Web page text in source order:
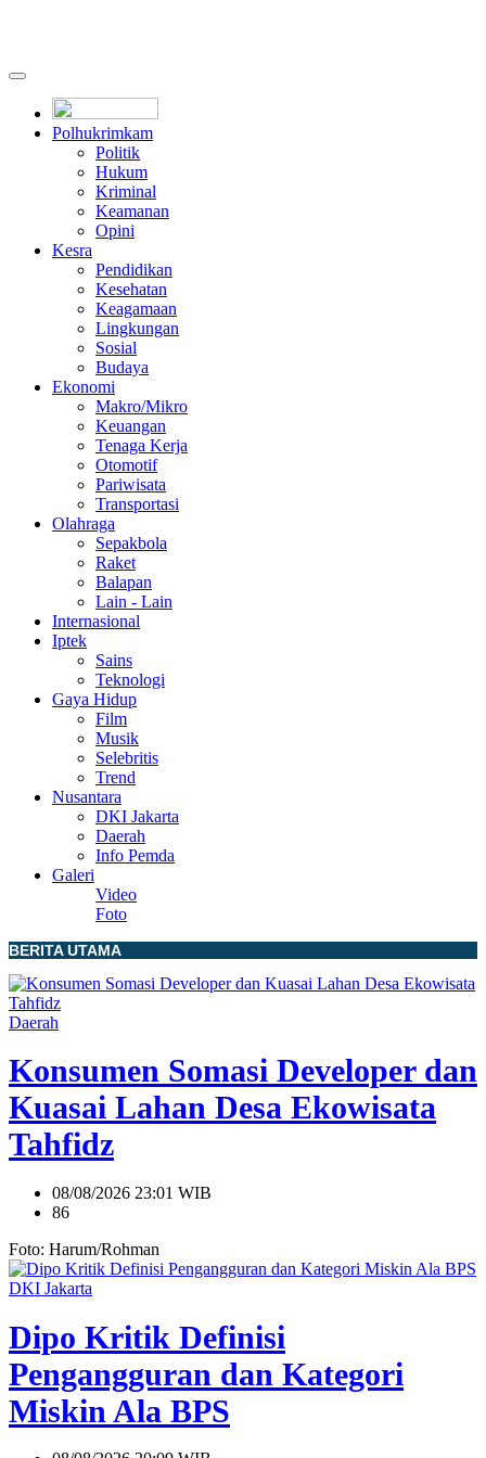
Polhukrimkam
Politik
Hukum
Kriminal
Keamanan
Opini
Kesra
Pendidikan
Kesehatan
Keagamaan
Lingkungan
Sosial
Budaya
Ekonomi
Makro/Mikro
Keuangan
Tenaga Kerja
Otomotif
Pariwisata
Transportasi
Olahraga
Sepakbola
Raket
Balapan
Lain - Lain
Internasional
Iptek
Sains
Teknologi
Gaya Hidup
Film
Musik
Selebritis
Trend
Nusantara
DKI Jakarta
Daerah
Info Pemda
Galeri
Video
Foto
BERITA UTAMA
Daerah
Konsumen Somasi Developer dan
Kuasai Lahan Desa Ekowisata
Tahfidz
08/08/2026 23:01 WIB
86
Foto: Harum/Rohman
DKI Jakarta
Dipo Kritik Definisi
Pengangguran dan Kategori
Miskin Ala BPS